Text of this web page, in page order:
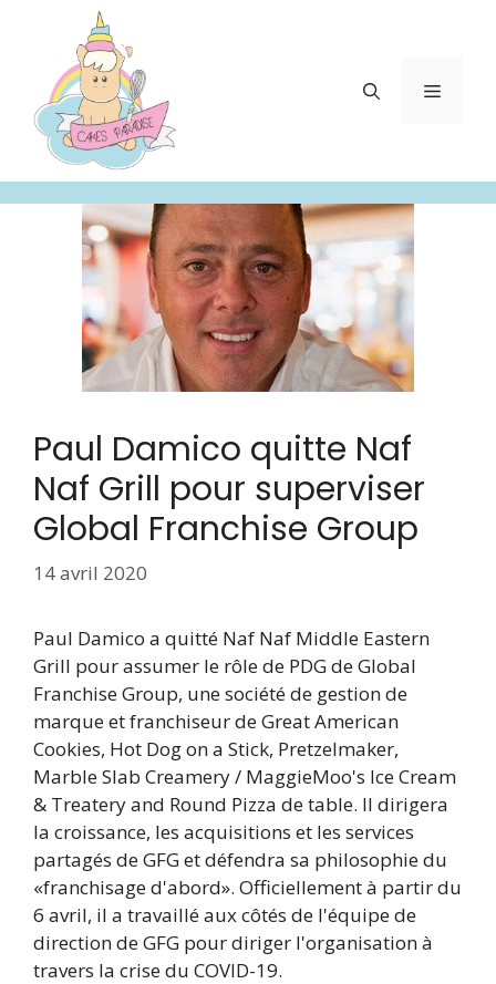
contenu
Menu
Paul Damico quitte Naf
Naf Grill pour superviser
Global Franchise Group
14 avril 2020
Paul Damico a quitté Naf Naf Middle Eastern
Grill pour assumer le rôle de PDG de Global
Franchise Group, une société de gestion de
marque et franchiseur de Great American
Cookies, Hot Dog on a Stick, Pretzelmaker,
Marble Slab Creamery / MaggieMoo's Ice Cream
& Treatery and Round Pizza de table. Il dirigera
la croissance, les acquisitions et les services
partagés de GFG et défendra sa philosophie du
«franchisage d'abord». Officiellement à partir du
6 avril, il a travaillé aux côtés de l'équipe de
direction de GFG pour diriger l'organisation à
travers la crise du COVID-19.